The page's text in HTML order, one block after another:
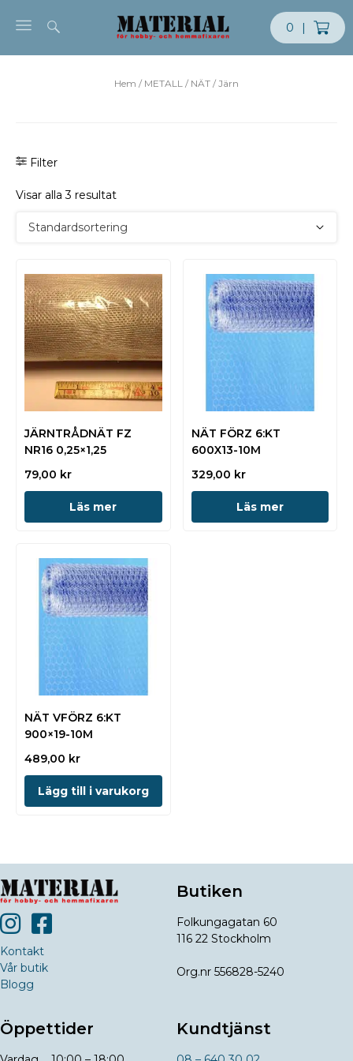
0
|
Hem / METALL / NÄT / Järn
Filter
Visar alla 3 resultat
JÄRNTRÅDNÄT FZ
NR16 0,25×1,25
79,00 kr
Läs mer
NÄT FÖRZ 6:KT
600X13-10M
329,00 kr
Läs mer
NÄT VFÖRZ 6:KT
900×19-10M
489,00 kr
Lägg till i varukorg
Kontakt
Vår butik
Blogg
Butiken
Folkungagatan 60
116 22 Stockholm
Org.nr 556828-5240
Öppettider Kundtjänst